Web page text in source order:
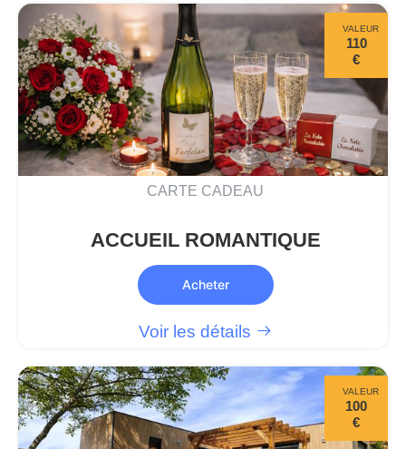
VALEUR
110
€
CARTE CADEAU
ACCUEIL ROMANTIQUE
Acheter
Voir les détails
VALEUR
100
€